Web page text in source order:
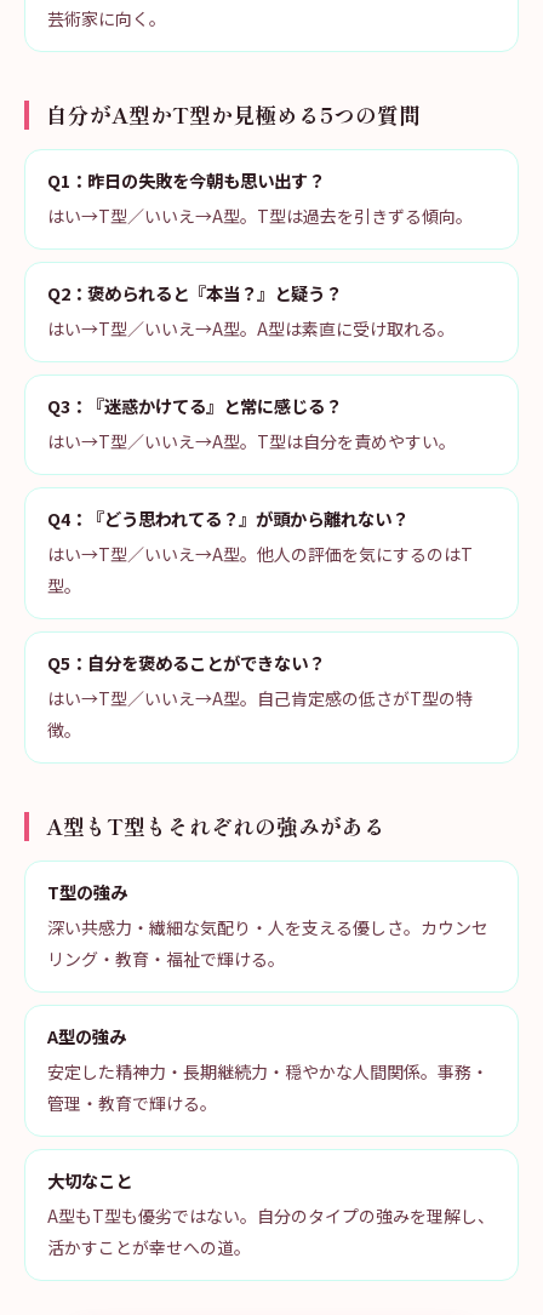
芸術家に向く。
自分がA型かT型か見極める5つの質問
Q1：昨日の失敗を今朝も思い出す？
はい→T型／いいえ→A型。T型は過去を引きずる傾向。
Q2：褒められると『本当？』と疑う？
はい→T型／いいえ→A型。A型は素直に受け取れる。
Q3：『迷惑かけてる』と常に感じる？
はい→T型／いいえ→A型。T型は自分を責めやすい。
Q4：『どう思われてる？』が頭から離れない？
はい→T型／いいえ→A型。他人の評価を気にするのはT
型。
Q5：自分を褒めることができない？
はい→T型／いいえ→A型。自己肯定感の低さがT型の特
徴。
A型もT型もそれぞれの強みがある
T型の強み
深い共感力・繊細な気配り・人を支える優しさ。カウンセ
リング・教育・福祉で輝ける。
A型の強み
安定した精神力・長期継続力・穏やかな人間関係。事務・
管理・教育で輝ける。
大切なこと
A型もT型も優劣ではない。自分のタイプの強みを理解し、
活かすことが幸せへの道。